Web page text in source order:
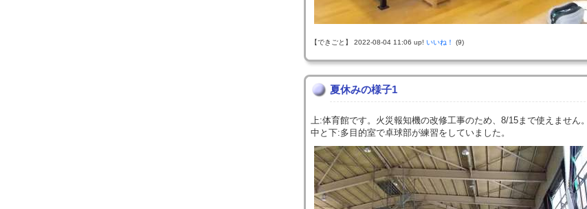
【できごと】 2022-08-04 11:06 up! いいね！ (9)
夏休みの様子1
上:体育館です。火災報知機の改修工事のため、8/15まで使えません。
中と下:多目的室で卓球部が練習をしていました。